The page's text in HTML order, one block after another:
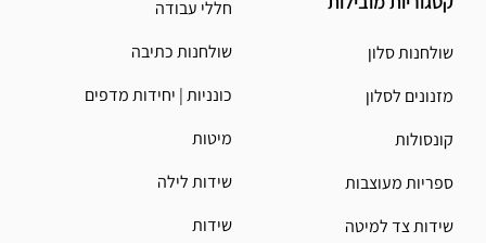
שולחנות סלון
מזנונים לסלון
קונסולות
ספריות מעוצבות
שידות צד למיטה
חללי עבודה
שולחנות כתיבה
כונניות | יחידות מדפים
מיטות
שידות לילה
שידות